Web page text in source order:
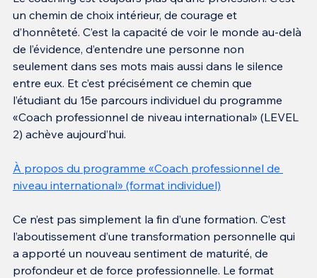
un chemin de choix intérieur, de courage et
d’honnêteté. C’est la capacité de voir le monde au-delà
de l’évidence, d’entendre une personne non
seulement dans ses mots mais aussi dans le silence
entre eux. Et c’est précisément ce chemin que
l’étudiant du 15e parcours individuel du programme
«Coach professionnel de niveau international» (LEVEL
2) achève aujourd’hui.
À propos du programme «Coach professionnel de
niveau international» (format individuel)
Ce n’est pas simplement la fin d’une formation. C’est
l’aboutissement d’une transformation personnelle qui
a apporté un nouveau sentiment de maturité, de
profondeur et de force professionnelle. Le format